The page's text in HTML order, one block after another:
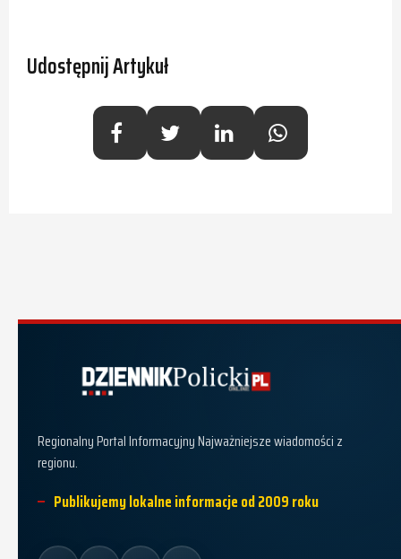
Udostępnij Artykuł
Regionalny Portal Informacyjny Najważniejsze wiadomości z
regionu.
Publikujemy lokalne informacje od 2009 roku